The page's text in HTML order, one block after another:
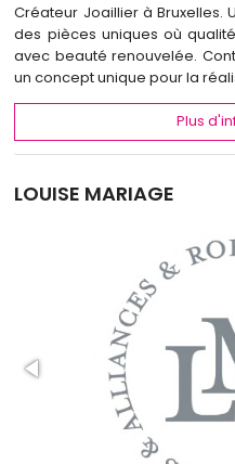
Créateur Joaillier à Bruxelles.
des pièces uniques où
avec beauté renouvelée.
un concept unique pour la
Plus
LOUISE MARIAGE